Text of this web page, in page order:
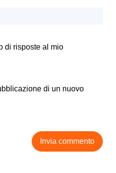
di risposte al mio
di un nuovo